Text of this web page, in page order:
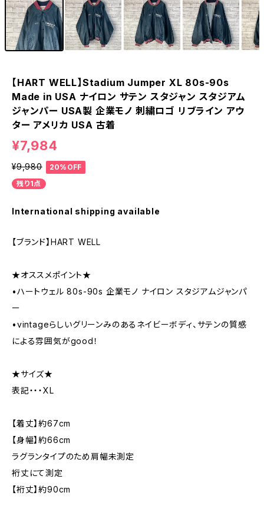
【HART WELL】Stadium Jumper XL 80s-90s
Made in USA ナイロン サテン スタジャン スタジアム
ジャンパー USA製 企業モノ 刺繍ロゴ リブライン アウ
ター アメリカ USA 古着
¥7,984
¥9,980
20%OFF
残り1点
International shipping available
【ブランド】HART WELL
★オススメポイント★
•ハートウェル 80s-90s 企業モノ ナイロン スタジアムジャンパ
ー
•vintageらしいグリーンみのあるネイビーボディ、サテンの質感
による雰囲気がgood！
★サイズ★
表記・・・XL
【着丈】約67cm
【身幅】約66cm
ラグランタイプのため肩幅未測定
裄丈にて測定
【裄丈】約90cm